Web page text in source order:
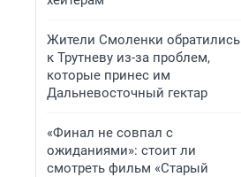
Жители Смоленки обратились
к Трутневу из-за проблем,
которые принес им
Дальневосточный гектар
«Финал не совпал с
ожиданиями»: стоит ли
смотреть фильм «Старый